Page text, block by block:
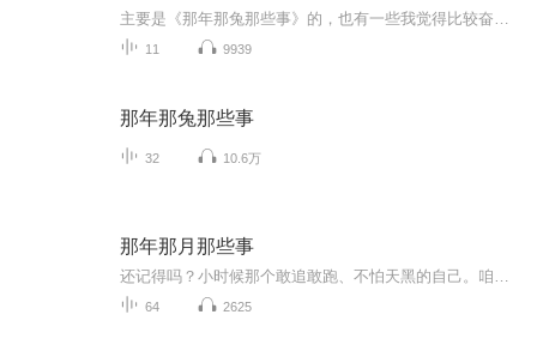
11 9939
那年那兔那些事
32 10.6万
那年那月那些事
64 2625